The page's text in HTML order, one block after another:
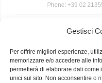
Gestisci
Per offrire migliori esperienze,
memorizzare e/o accedere alle
permetterà di elaborare dati come
unici sul sito. Non acconsentire o
Phone: +39 02
The information contained in
while we endeavour to keep the
make no representations or
about the completeness,
with respect to the website or